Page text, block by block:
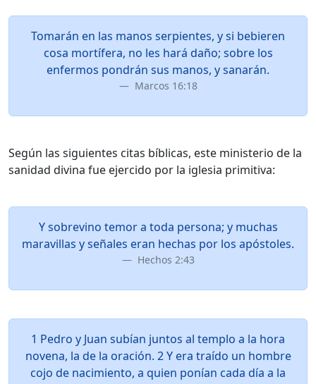
Tomarán en las manos serpientes, y si bebieren
cosa mortífera, no les hará daño; sobre los
enfermos pondrán sus manos, y sanarán.
Marcos 16:18
Según las siguientes citas bíblicas, este ministerio de la
sanidad divina fue ejercido por la iglesia primitiva:
Y sobrevino temor a toda persona; y muchas
maravillas y señales eran hechas por los apóstoles.
Hechos 2:43
1 Pedro y Juan subían juntos al templo a la hora
novena, la de la oración. 2 Y era traído un hombre
cojo de nacimiento, a quien ponían cada día a la